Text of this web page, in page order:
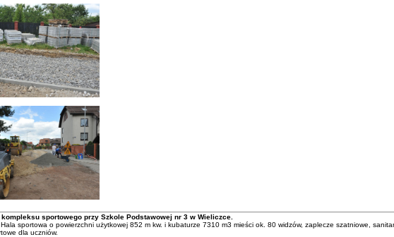
kompleksu sportowego przy Szkole Podstawowej nr 3 w Wieliczce.
sportowa o powierzchni użytkowej 852 m kw. i kubaturze 7310 m3 mieści ok. 80 widzów, zaplecze szatniowe,
dla uczniów.